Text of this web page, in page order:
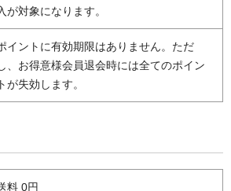
が対象になります。
イントに有効期限はありません。ただ
、お得意様会員退会時には全てのポイン
トが失効します。
料 0円